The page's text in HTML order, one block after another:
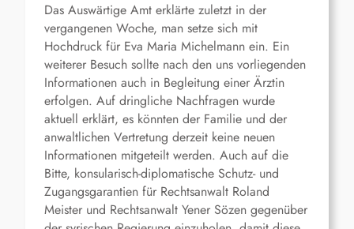
Das Auswärtige Amt erklärte zuletzt in der
vergangenen Woche, man setze sich mit
Hochdruck für Eva Maria Michelmann ein. Ein
weiterer Besuch sollte nach den uns vorliegenden
Informationen auch in Begleitung einer Ärztin
erfolgen. Auf dringliche Nachfragen wurde
aktuell erklärt, es könnten der Familie und der
anwaltlichen Vertretung derzeit keine neuen
Informationen mitgeteilt werden. Auch auf die
Bitte, konsularisch-diplomatische Schutz- und
Zugangsgarantien für Rechtsanwalt Roland
Meister und Rechtsanwalt Yener Sözen gegenüber